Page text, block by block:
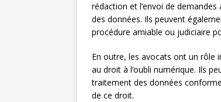
rédaction et l’envoi de
des données. Ils peuvent
procédure amiable ou judiciaire
En outre, les avocats ont un rôle
au droit à l’oubli numérique. Ils
traitement des données
de ce droit.